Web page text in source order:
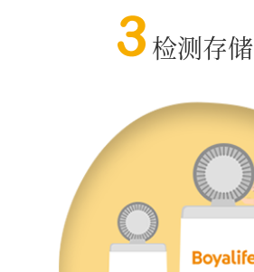
3 检测存储